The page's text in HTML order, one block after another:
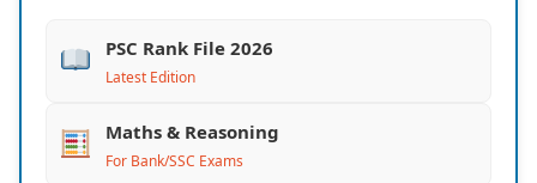
PSC Rank File 2026
Latest Edition
Maths & Reasoning
For Bank/SSC Exams